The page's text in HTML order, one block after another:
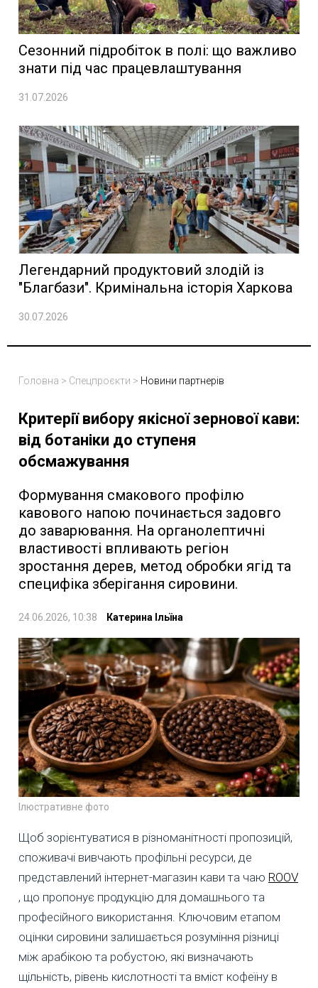
Сезонний підробіток в полі: що важливо
знати під час працевлаштування
31.07.2026
Легендарний продуктовий злодій із
"Благбази". Кримінальна історія Харкова
30.07.2026
Головна > Спецпроєкти > Новини партнерів
Критерії вибору якісної зернової кави:
від ботаніки до ступеня
обсмажування
Формування смакового профілю
кавового напою починається задовго
до заварювання. На органолептичні
властивості впливають регіон
зростання дерев, метод обробки ягід та
специфіка зберігання сировини.
24.06.2026, 10:38 Катерина Ільїна
Ілюстративне фото
Щоб зорієнтуватися в різноманітності пропозицій,
споживачі вивчають профільні ресурси, де
представлений інтернет-магазин кави та чаю ROOV
, що пропонує продукцію для домашнього та
професійного використання. Ключовим етапом
оцінки сировини залишається розуміння різниці
між арабікою та робустою, які визначають
щільність, рівень кислотності та вміст кофеїну в